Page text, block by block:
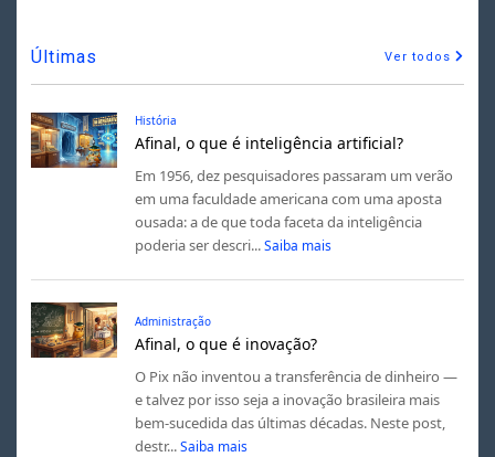
Últimas Ver todos
História
Afinal, o que é inteligência artificial?
Em 1956, dez pesquisadores passaram um verão
em uma faculdade americana com uma aposta
ousada: a de que toda faceta da inteligência
poderia ser descri... Saiba mais
Administração
Afinal, o que é inovação?
O Pix não inventou a transferência de dinheiro —
e talvez por isso seja a inovação brasileira mais
bem-sucedida das últimas décadas. Neste post,
destr... Saiba mais